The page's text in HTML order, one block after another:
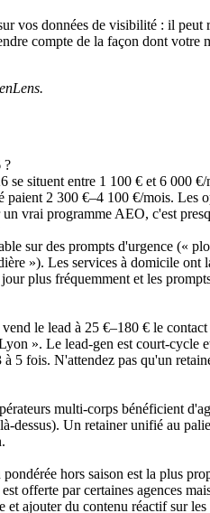
données de visibilité : il peut
compte de la façon dont
?
situent entre 1 100 € et 6 000
2 300 €–4 100 €/mois.
vrai programme AEO, c'est
sur des prompts d'urgence («
»). Les services à domicile
plus fréquemment et les
le lead à 25 €–180 € le
». Le lead-gen est court-cycle
5 fois. N'attendez pas qu'un
multi-corps bénéficient
dessus). Un retainer unifié au
hors saison est la plus
offerte par certaines agences
ajouter du contenu réactif sur